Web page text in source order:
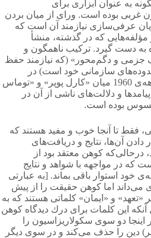
به عنوان ابزاری برای
غربی بوده است. ورای از میان بردن
عرفی‌سازی نیازمند آن است كه
مؤلفه‌هایی كه در گذشته، منشأ
به دست گیرد. تركیب ناهمگون و
جزمی و دگم‌محور» (كه نیازمند حفظ
سازمانی خود است) در
مباحثات فلسفه‌ی علم، طی دهه‌ی 1960 میان «کارل پوپر» و «توماس
و دلالت‌های ناشی از آن در
بوده است.
فقط تا آنجا خوب و مفید هستند كه
دادن آن‌ها، نتایج و دریافت‌های
كوهن معتقد بود از
كه در مواجهه با شواهد و نتایج
خود استوار باقی بماند. [به عبارتی
می‌داند اما كوهن حقیقت را از پیش
و «ایمان» كلماتی هستند كه به
آنكه این كلمات برای درك دیدگاه كوهن
دو سوی سكولاریزاسیون را
دین را حذف می‌کند و در سوی دیگر